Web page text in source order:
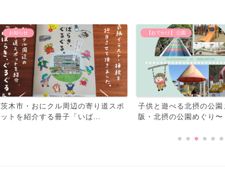
【おでかけ】 公園
子供と遊べる北摂の公園まとめ〜大
阪・北摂の公園めぐり〜
【おでかけ】 その他
【大阪府、北摂の水遊び
子どもとおでかけしてき